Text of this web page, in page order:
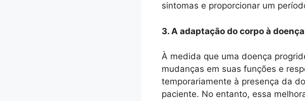
sintomas e proporcionar um
3. A adaptação do corpo à
À medida que uma doença
mudanças em suas funções e
temporariamente à presença da
paciente. No entanto, essa